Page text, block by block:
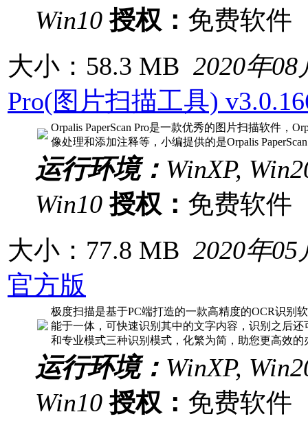
Win10 授权： 免费软
大小：58.3 MB 2020年08
Pro(图片扫描工具)
Orpalis PaperScan Pro是一款优秀的图片扫描软件，
像处理和添加注释等，小编提供的是Orpalis
运行环境： WinXP,
Win10 授权： 免费软
大小：77.8 MB 2020年05
官方版
极度扫描是基于PC端打造的一款高精度的OCR识别
能于一体，可快速识别其中的文字内容，识别之后
和专业模式三种识别模式，化繁为简，助您更高效的
运行环境： WinXP,
Win10 授权： 免费软